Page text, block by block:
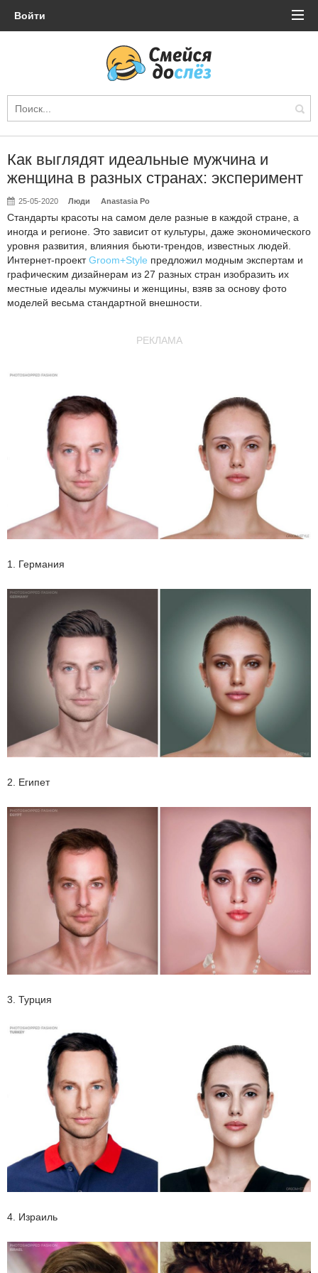
Войти
Как выглядят идеальные мужчина и
женщина в разных странах: эксперимент
25-05-2020 Люди Anastasia Po
Стандарты красоты на самом деле разные в каждой стране, а
иногда и регионе. Это зависит от культуры, даже экономического
уровня развития, влияния бьюти-трендов, известных людей.
Интернет-проектGroom+Style предложил модным экспертам и
графическим дизайнерам из 27 разных стран изобразить их
местные идеалы мужчины и женщины, взяв за основу фото
моделей весьма стандартной внешности.
РЕКЛАМА
1. Германия
2. Египет
3. Турция
4. Израиль